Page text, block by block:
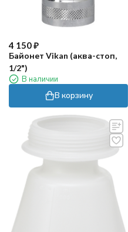
4 150₽
Байонет Vikan (аква-стоп,
1/2")
В наличии
В корзину